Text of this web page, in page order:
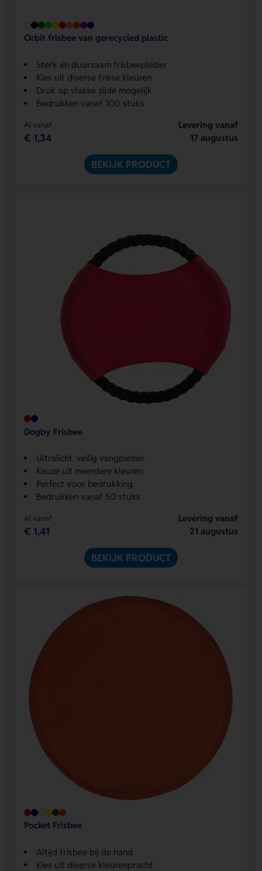
Orbit frisbee van gerecycled plastic
Sterk én duurzaam frisbeeplezier
Kies uit diverse frisse kleuren
Druk op vlakke zijde mogelijk
Bedrukken vanaf 100 stuks
Al vanaf
€ 1,34
Levering vanaf
17 augustus
BEKIJK PRODUCT
Dogby Frisbee
Ultralicht, veilig vangplezier
Keuze uit meerdere kleuren
Perfect voor bedrukking
Bedrukken vanaf 50 stuks
Al vanaf
€ 1,41
Levering vanaf
21 augustus
BEKIJK PRODUCT
Pocket Frisbee
Altijd frisbee bij de hand
Kies uit diverse kleurenpracht